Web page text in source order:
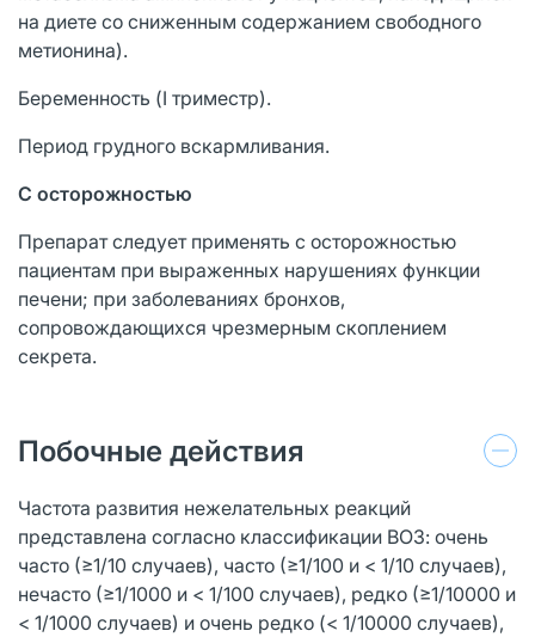
на диете со сниженным содержанием свободного
метионина).
Беременность (I триместр).
Период грудного вскармливания.
С осторожностью
Препарат следует применять с осторожностью
пациентам при выраженных нарушениях функции
печени; при заболеваниях бронхов,
сопровождающихся чрезмерным скоплением
секрета.
Побочные действия
Частота развития нежелательных реакций
представлена согласно классификации ВОЗ: очень
часто (≥1/10 случаев), часто (≥1/100 и < 1/10 случаев),
нечасто (≥1/1000 и < 1/100 случаев), редко (≥1/10000 и
< 1/1000 случаев) и очень редко (< 1/10000 случаев),